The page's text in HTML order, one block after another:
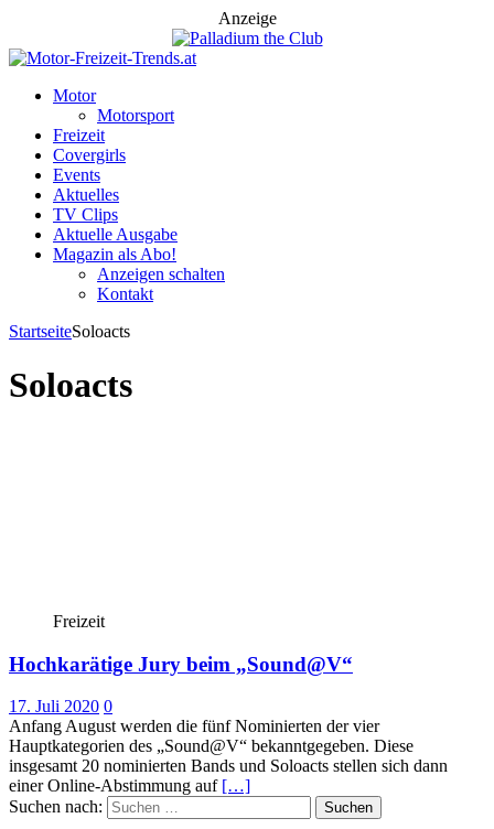
Anzeige
Motor
Motorsport
Freizeit
Covergirls
Events
Aktuelles
TV Clips
Aktuelle Ausgabe
Magazin als Abo!
Anzeigen schalten
Kontakt
StartseiteSoloacts
Soloacts
Freizeit
Hochkarätige Jury beim „Sound@V“
17. Juli 2020 0
Anfang August werden die fünf Nominierten der vier
Hauptkategorien des „Sound@V“ bekanntgegeben. Diese
insgesamt 20 nominierten Bands und Soloacts stellen sich dann
einer Online-Abstimmung auf […]
Suchen nach: